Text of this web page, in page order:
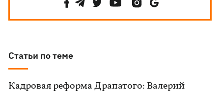
Статьи по теме
Кадровая реформа Драпатого: Валерий